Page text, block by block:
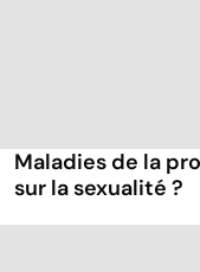
Maladies de la
sur la sexualité ?